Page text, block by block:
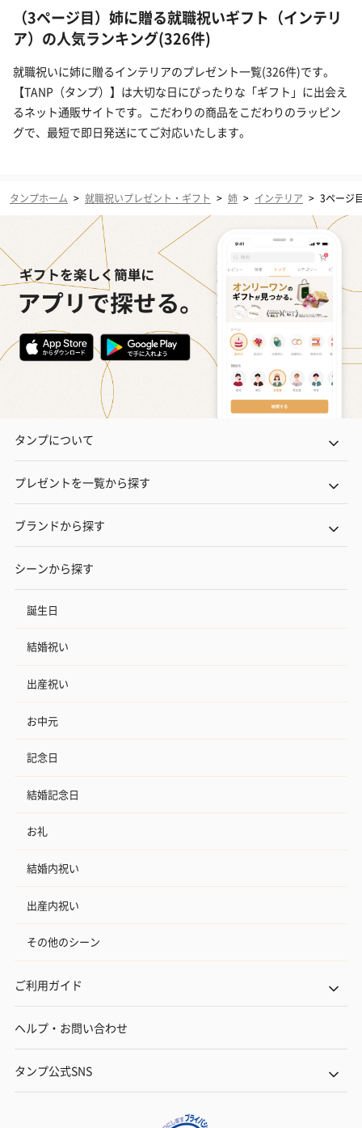
（3ページ目）姉に贈る就職祝いギフト（インテリ
ア）の人気ランキング(326件)
就職祝いに姉に贈るインテリアのプレゼント一覧(326件)です。
【TANP（タンプ）】は大切な日にぴったりな「ギフト」に出会え
るネット通販サイトです。こだわりの商品をこだわりのラッピン
グで、最短で即日発送にてご対応いたします。
タンプホーム > 就職祝いプレゼント・ギフト > 姉 > インテリア > 3ページ
タンプについて
プレゼントを一覧から探す
ブランドから探す
シーンから探す
誕生日
結婚祝い
出産祝い
お中元
記念日
結婚記念日
お礼
結婚内祝い
出産内祝い
その他のシーン
ご利用ガイド
ヘルプ・お問い合わせ
タンプ公式SNS